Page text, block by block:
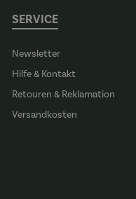
SERVICE
Newsletter
Hilfe & Kontakt
Retouren & Reklamation
Versandkosten